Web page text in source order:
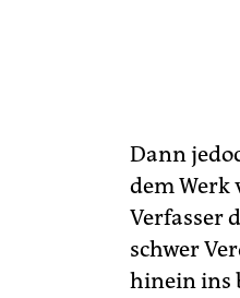
Dann
dem Werk
Verfasser
schwer
hinein ins